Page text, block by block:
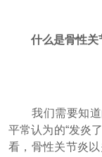
什么是骨性关
我们需要知道
平常认为的“发炎
看，骨性关节炎